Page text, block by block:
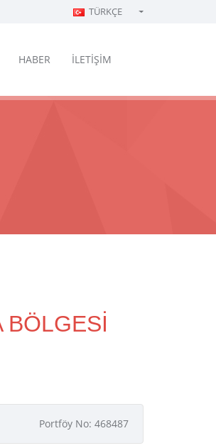
TÜRKÇE
English - English
HABER İLETİŞİM
BÖLGESİ
Portföy No: 468487